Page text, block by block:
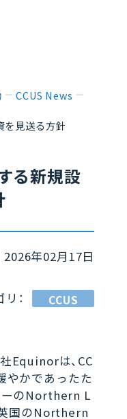
CCUS News
を見送る方針
る新規設
2026年02月17日
： CCUS
Equinorは、CC
やかであったた
ーのNorthern L
英国のNorthern